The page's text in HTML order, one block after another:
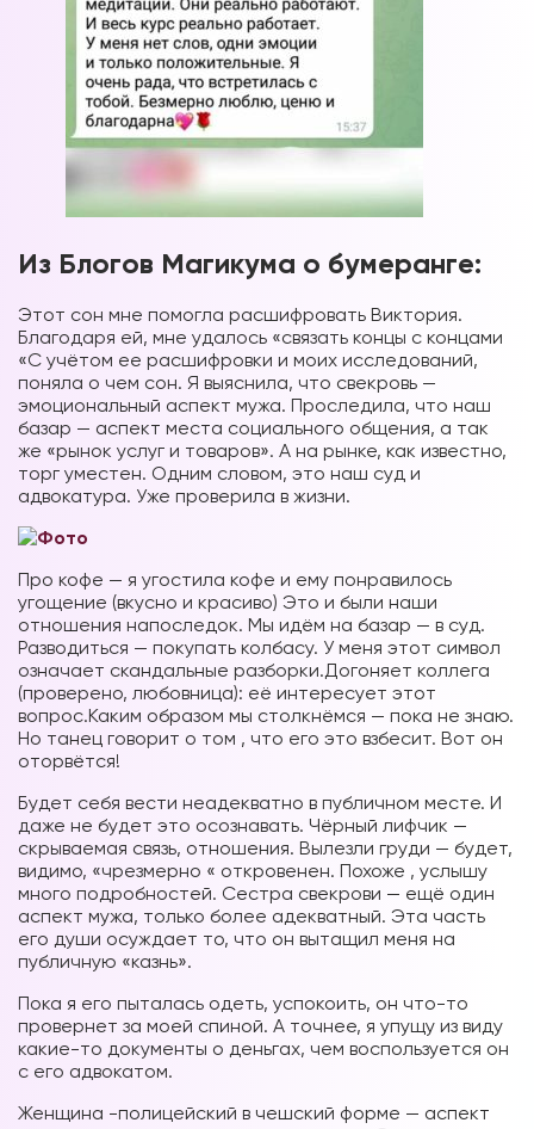
Из Блогов Магикума о бумеранге:
Этот сон мне помогла расшифровать Виктория.
Благодаря ей, мне удалось «связать концы с концами
«С учётом ее расшифровки и моих исследований,
поняла о чем сон. Я выяснила, что свекровь —
эмоциональный аспект мужа. Проследила, что наш
базар — аспект места социального общения, а так
же «рынок услуг и товаров». А на рынке, как известно,
торг уместен. Одним словом, это наш суд и
адвокатура. Уже проверила в жизни.
Про кофе — я угостила кофе и ему понравилось
угощение (вкусно и красиво) Это и были наши
отношения напоследок. Мы идём на базар — в суд.
Разводиться — покупать колбасу. У меня этот символ
означает скандальные разборки.Догоняет коллега
(проверено, любовница): её интересует этот
вопрос.Каким образом мы столкнёмся — пока не знаю.
Но танец говорит о том , что его это взбесит. Вот он
оторвётся!
Будет себя вести неадекватно в публичном месте. И
даже не будет это осознавать. Чёрный лифчик —
скрываемая связь, отношения. Вылезли груди — будет,
видимо, «чрезмерно « откровенен. Похоже , услышу
много подробностей. Сестра свекрови — ещё один
аспект мужа, только более адекватный. Эта часть
его души осуждает то, что он вытащил меня на
публичную «казнь».
Пока я его пыталась одеть, успокоить, он что-то
провернет за моей спиной. А точнее, я упущу из виду
какие-то документы о деньгах, чем воспользуется он
с его адвокатом.
Женщина -полицейский в чешский форме — аспект